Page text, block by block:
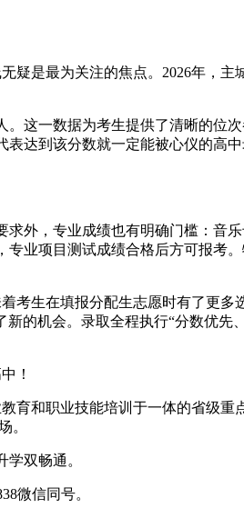
疑是最为关注的焦点。2026年，主
。这一数据为考生提供了清晰的
达到该分数就一定能被心仪的高
外，专业成绩也有明确门槛：音
业项目测试成绩合格后方可报考
考生在填报分配生志愿时有了更多
的机会。录取全程执行“分数优先
！
育和职业技能培训于一体的省级重
。
双畅通。
微信同号。